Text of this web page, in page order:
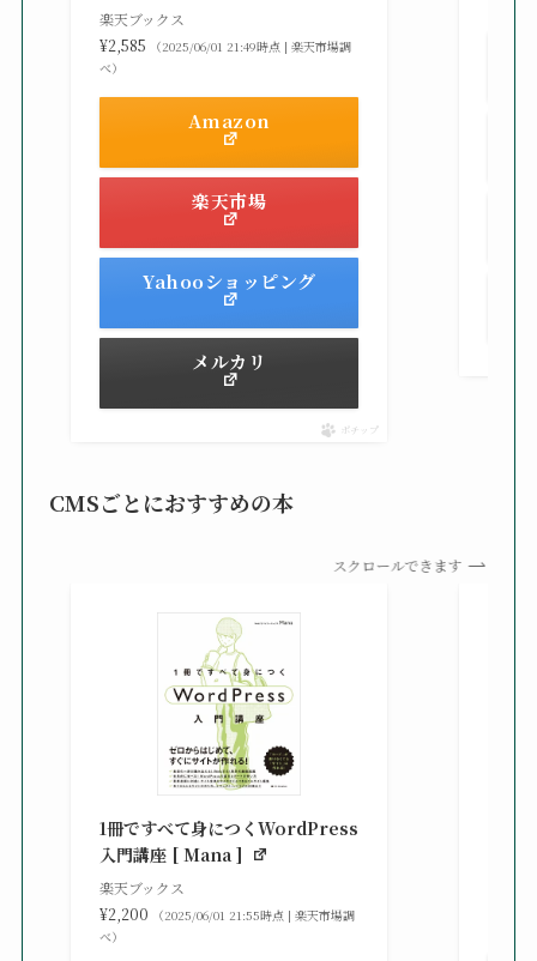
楽天ブックス
¥2,585
（2025/06/01 21:49時点 | 楽天市場調
べ）
Amazon
楽天市場
Yahooショッピング
メルカリ
ポチップ
CMSごとにおすすめの本
スクロールできます
1冊ですべて身につくWordPress
入門講座 [ Mana ]
楽天ブックス
¥2,200
（2025/06/01 21:55時点 | 楽天市場調
べ）